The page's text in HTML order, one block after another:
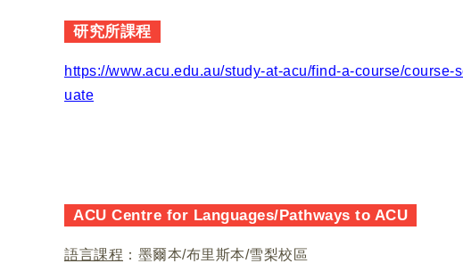
研究所課程
https://www.acu.edu.au/study-at-acu/find-a-course/course-
uate
ACU Centre for Languages/Pathways to ACU
語言課程 ：墨爾本/布里斯本/雪梨校區